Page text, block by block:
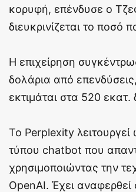
κορυφή, επένδυσε ο
διευκρινίζεται το ποσό
Η επιχείρηση
δολάρια από
εκτιμάται στα 520 εκατ.
Το Perplexity
τύπου chatbot που
χρησιμοποιώντας την
OpenAI. Έχει αναφερθεί